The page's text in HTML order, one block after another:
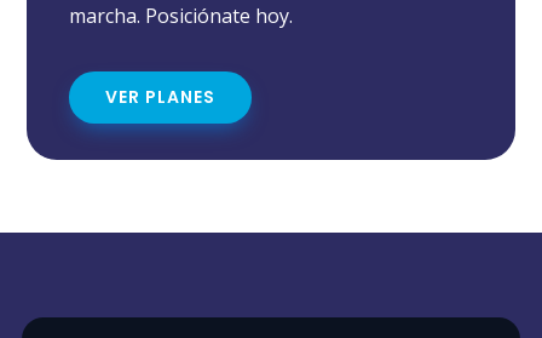
marcha. Posiciónate hoy.
VER PLANES